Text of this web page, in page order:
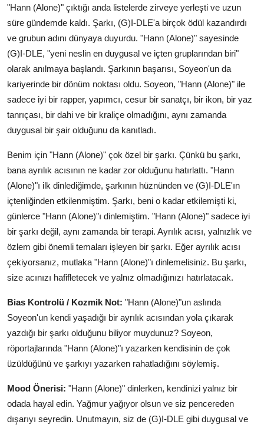
"Hann (Alone)" çıktığı anda listelerde zirveye yerleşti ve uzun
süre gündemde kaldı. Şarkı, (G)I-DLE'a birçok ödül kazandırdı
ve grubun adını dünyaya duyurdu. "Hann (Alone)" sayesinde
(G)I-DLE, "yeni neslin en duygusal ve içten gruplarından biri"
olarak anılmaya başlandı. Şarkının başarısı, Soyeon'un da
kariyerinde bir dönüm noktası oldu. Soyeon, "Hann (Alone)" ile
sadece iyi bir rapper, yapımcı, cesur bir sanatçı, bir ikon, bir yaz
tanrıçası, bir dahi ve bir kraliçe olmadığını, aynı zamanda
duygusal bir şair olduğunu da kanıtladı.
Benim için "Hann (Alone)" çok özel bir şarkı. Çünkü bu şarkı,
bana ayrılık acısının ne kadar zor olduğunu hatırlattı. "Hann
(Alone)"ı ilk dinlediğimde, şarkının hüznünden ve (G)I-DLE'ın
içtenliğinden etkilenmiştim. Şarkı, beni o kadar etkilemişti ki,
günlerce "Hann (Alone)"ı dinlemiştim. "Hann (Alone)" sadece iyi
bir şarkı değil, aynı zamanda bir terapi. Ayrılık acısı, yalnızlık ve
özlem gibi önemli temaları işleyen bir şarkı. Eğer ayrılık acısı
çekiyorsanız, mutlaka "Hann (Alone)"ı dinlemelisiniz. Bu şarkı,
size acınızı hafifletecek ve yalnız olmadığınızı hatırlatacak.
Bias Kontrolü / Kozmik Not: "Hann (Alone)"un aslında
Soyeon'un kendi yaşadığı bir ayrılık acısından yola çıkarak
yazdığı bir şarkı olduğunu biliyor muydunuz? Soyeon,
röportajlarında "Hann (Alone)"ı yazarken kendisinin de çok
üzüldüğünü ve şarkıyı yazarken rahatladığını söylemiş.
Mood Önerisi: "Hann (Alone)" dinlerken, kendinizi yalnız bir
odada hayal edin. Yağmur yağıyor olsun ve siz pencereden
dışarıyı seyredin. Unutmayın, siz de (G)I-DLE gibi duygusal ve